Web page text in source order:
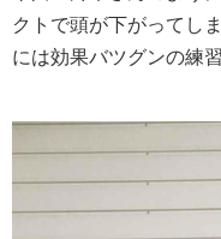
クトで頭が下がってし
には効果バツグンの練習